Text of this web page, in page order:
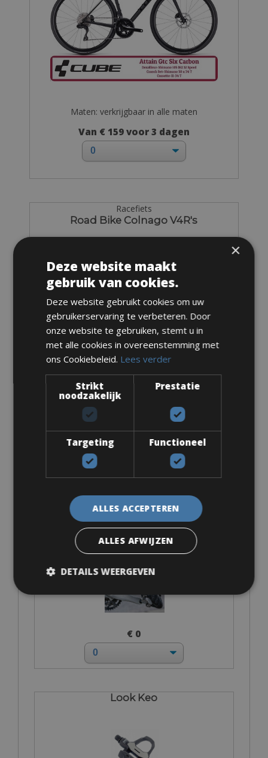
Maten: verkrijgbaar in alle maten
Van € 159 voor 3 dagen
Racefiets
Road Bike Colnago V4R's
Maten: verkrijgbaar in alle maten
Van € 285 voor 3 dagen
Accessoires
Eigen pedalen
€ 0
Look Keo
×
Deze website maakt
gebruik van cookies.
Deze website gebruikt cookies om uw
gebruikerservaring te verbeteren. Door
onze website te gebruiken, stemt u in
met alle cookies in overeenstemming met
ons Cookiebeleid. Lees verder
Strikt
noodzakelijk
Prestatie
Targeting Functioneel
ALLES ACCEPTEREN
ALLES AFWIJZEN
DETAILS WEERGEVEN